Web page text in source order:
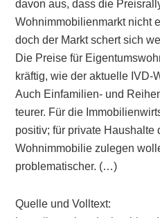
davon aus, dass die
Wohnimmobilienmarkt nicht
doch der Markt schert sich
Die Preise für
kräftig, wie der aktuelle IVD-
Auch Einfamilien- und
teurer. Für die
positiv; für private Haushalte
Wohnimmobilie zulegen
problematischer. (…)
Quelle und Volltext: